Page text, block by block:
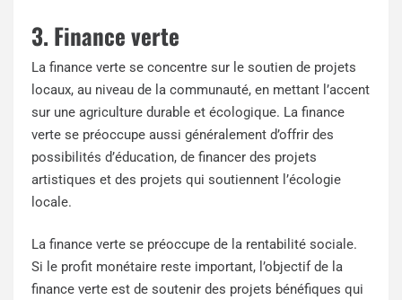
3. Finance verte
La finance verte se concentre sur le soutien de projets
locaux, au niveau de la communauté, en mettant l’accent
sur une agriculture durable et écologique. La finance
verte se préoccupe aussi généralement d’offrir des
possibilités d’éducation, de financer des projets
artistiques et des projets qui soutiennent l’écologie
locale.
La finance verte se préoccupe de la rentabilité sociale.
Si le profit monétaire reste important, l’objectif de la
finance verte est de soutenir des projets bénéfiques qui